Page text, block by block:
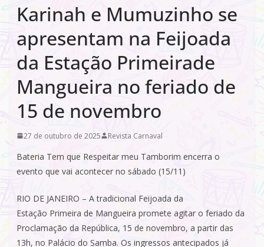
Karinah e Mumuzinho se
apresentam na Feijoada
da Estação Primeirade
Mangueira no feriado de
15 de novembro
27 de outubro de 2025 Revista Carnaval
Bateria Tem que Respeitar meu Tamborim encerra o
evento que vai acontecer no sábado (15/11)
RIO DE JANEIRO – A tradicional Feijoada da
Estação Primeira de Mangueira promete agitar o feriado da
Proclamação da República, 15 de novembro, a partir das
13h, no Palácio do Samba. Os ingressos antecipados já